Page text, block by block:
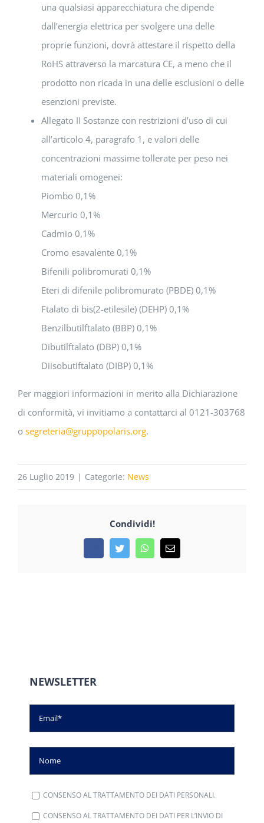
una qualsiasi apparecchiatura che dipende
dall’energia elettrica per svolgere una delle
proprie funzioni, dovrà attestare il rispetto della
RoHS attraverso la marcatura CE, a meno che il
prodotto non ricada in una delle esclusioni o delle
esenzioni previste.
Allegato II Sostanze con restrizioni d’uso di cui
all’articolo 4, paragrafo 1, e valori delle
concentrazioni massime tollerate per peso nei
materiali omogenei:
Piombo 0,1%
Mercurio 0,1%
Cadmio 0,1%
Cromo esavalente 0,1%
Bifenili polibromurati 0,1%
Eteri di difenile polibromurato (PBDE) 0,1%
Ftalato di bis(2-etilesile) (DEHP) 0,1%
Benzilbutilftalato (BBP) 0,1%
Dibutilftalato (DBP) 0,1%
Diisobutiftalato (DIBP) 0,1%
Per maggiori informazioni in merito alla Dichiarazione
di conformità, vi invitiamo a contattarci al 0121-303768
o segreteria@gruppopolaris.org.
26 Luglio 2019 | Categorie: News
Condividi!
FacebookTwitterWhatsApp
Email
NEWSLETTER
CONSENSO AL TRATTAMENTO DEI DATI PERSONALI.
CONSENSO AL TRATTAMENTO DEI DATI PER L’INVIO DI